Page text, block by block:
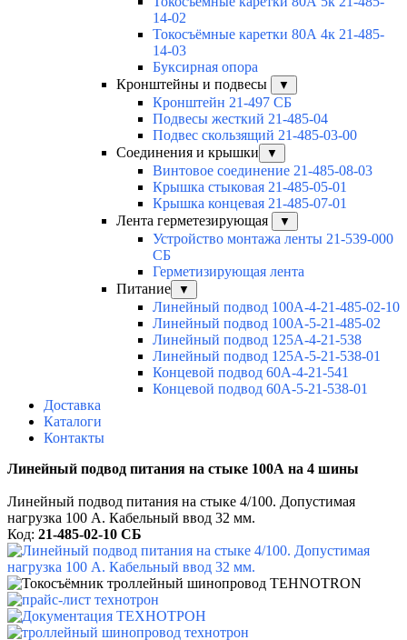
14-02
Токосъёмные каретки 80А 4к 21-485-
14-03
Буксирная опора
Кронштейны и подвесы
▼
Кронштейн 21-497 СБ
Подвесы жесткий 21-485-04
Подвес скользящий 21-485-03-00
Соединения и крышки
▼
Винтовое соединение 21-485-08-03
Крышка стыковая 21-485-05-01
Крышка концевая 21-485-07-01
Лента герметезирующая
▼
Устройство монтажа ленты 21-539-000
СБ
Герметизирующая лента
Питание
▼
Линейный подвод 100А-4-21-485-02-10
Линейный подвод 100А-5-21-485-02
Линейный подвод 125А-4-21-538
Линейный подвод 125А-5-21-538-01
Концевой подвод 60А-4-21-541
Концевой подвод 60А-5-21-538-01
Доставка
Каталоги
Контакты
Линейный подвод питания на стыке 100А на 4 шины
Линейный подвод питания на стыке 4/100. Допустимая
нагрузка 100 А. Кабельный ввод 32 мм.
Код: 21-485-02-10 СБ